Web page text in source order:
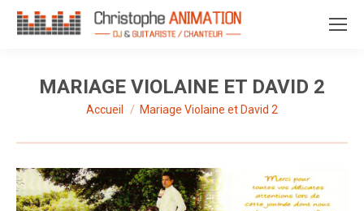
MARIAGE VIOLAINE ET DAVID 2
Vous êtes ici :
Accueil Mariage Violaine et David 2